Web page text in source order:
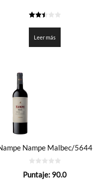
de 5
Leer más
Nampe Malbec/5644
de
Puntaje: 90.0